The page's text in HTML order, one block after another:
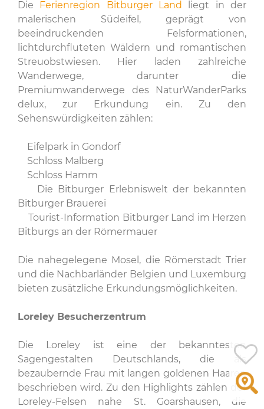
Die Ferienregion Bitburger Land
liegt in der
malerischen Südeifel, geprägt von
beeindruckenden Felsformationen,
lichtdurchfluteten Wäldern und romantischen
Streuobstwiesen. Hier laden zahlreiche
Wanderwege, darunter die
Premiumwanderwege des NaturWanderParks
delux, zur Erkundung ein. Zu den
Sehenswürdigkeiten zählen:
Eifelpark in Gondorf
Schloss Malberg
Schloss Hamm
Die Bitburger Erlebniswelt der bekannten
Bitburger Brauerei
Tourist-Information Bitburger Land im Herzen
Bitburgs an der Römermauer
Die nahegelegene Mosel, die Römerstadt Trier
und die Nachbarländer Belgien und Luxemburg
bieten zusätzliche Erkundungsmöglichkeiten.
Loreley Besucherzentrum
Die Loreley ist eine der bekanntesten
Sagengestalten Deutschlands, die als
bezaubernde Frau mit langen goldenen Haaren
beschrieben wird. Zu den Highlights zählen der
Loreley-Felsen nahe St. Goarshausen, die